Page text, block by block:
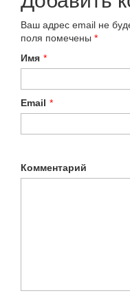
Ваш адрес email не
поля помечены *
Имя *
Email *
Комментарий